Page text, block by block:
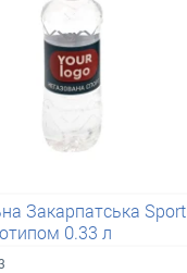
Закарпатська Sport
0.33 л